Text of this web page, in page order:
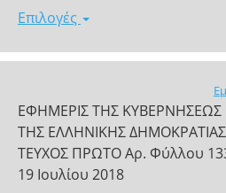
Επιλογές
ΕΦΗΜΕΡΙΣ ΤΗΣ ΚΥΒΕΡΝΗΣΕΩΣ
ΤΗΣ ΕΛΛΗΝΙΚΗΣ ΔΗΜΟΚΡΑΤΙΑΣ
ΤΕΥΧΟΣ ΠΡΩΤΟ Αρ. Φύλλου
19 Ιουλίου 2018